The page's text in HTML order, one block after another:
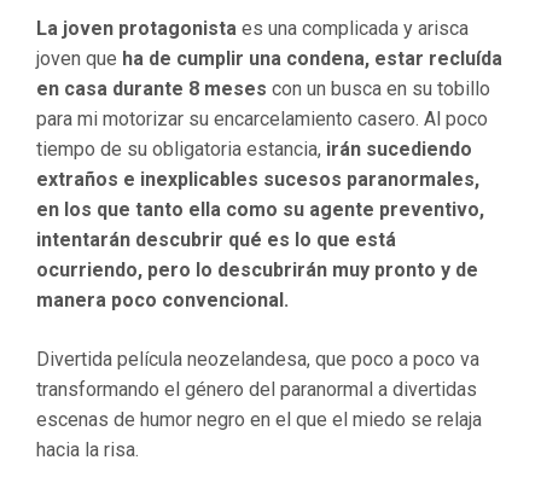
La joven protagonista es una complicada y arisca
joven que ha de cumplir una condena, estar recluída
en casa durante 8 meses con un busca en su tobillo
para mi motorizar su encarcelamiento casero. Al poco
tiempo de su obligatoria estancia, irán sucediendo
extraños e inexplicables sucesos paranormales,
en los que tanto ella como su agente preventivo,
intentarán descubrir qué es lo que está
ocurriendo, pero lo descubrirán muy pronto y de
manera poco convencional.
Divertida película neozelandesa, que poco a poco va
transformando el género del paranormal a divertidas
escenas de humor negro en el que el miedo se relaja
hacia la risa.